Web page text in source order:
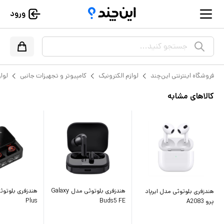
ورود
جستجو کنید...
فروشگاه اینترنتی این‌چند لوازم الکترونیک کامپیوتر و تجهیزات جانبی
کالاهای مشابه
هندزفری بلوتوثی مدل ایرپاد
پرو A2083
هندزفری بلوتوثی مدل Galaxy
Buds5 FE
Plus